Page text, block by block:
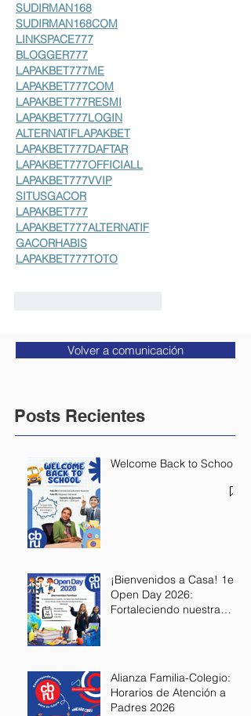
SUDIRMAN168
SUDIRMAN168COM
LINKSPACE777
BLOGGER777
LAPAKBET777ME
LAPAKBET777COM
LAPAKBET777RESMI
LAPAKBET777LOGIN
ALTERNATIFLAPAKBET
LAPAKBET777DAFTAR
LAPAKBET777OFFICIALL
LAPAKBET777VVIP
SITUSGACOR
LAPAKBET777
LAPAKBET777ALTERNATIF
GACORHABIS
LAPAKBET777TOTO
Volver a comunicación
Posts Recientes
Welcome Back to School
¡Bienvenidos a Casa! 1er
Open Day 2026:
Fortaleciendo nuestra
Alianza Familia-Colegio:
Horarios de Atención a
Padres 2026